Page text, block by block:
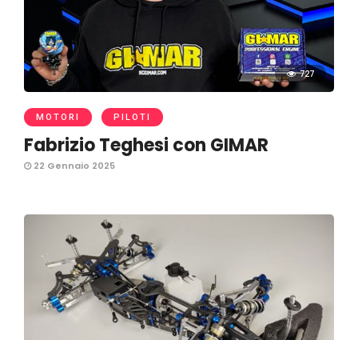
727
MOTORI PILOTI
Fabrizio Teghesi con GIMAR
22 Gennaio 2025